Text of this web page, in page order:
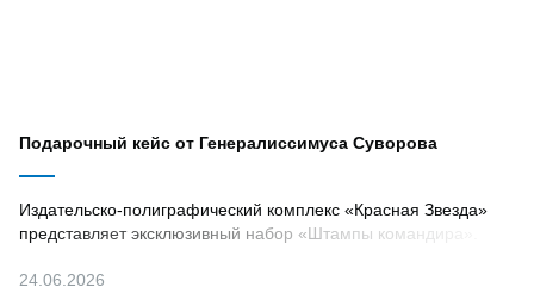
Подарочный кейс от Генералиссимуса Суворова
Издательско-полиграфический комплекс «Красная Звезда»
представляет эксклюзивный набор «Штампы командира».
24.06.2026